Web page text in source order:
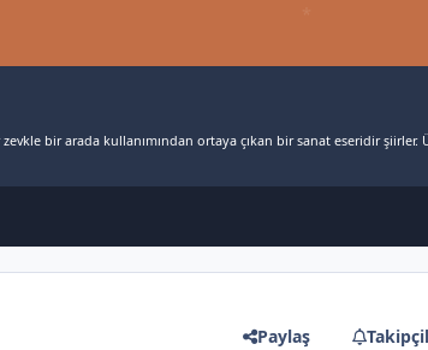
bir arada kullanımından ortaya çıkan bir sanat eseridir
Paylaş